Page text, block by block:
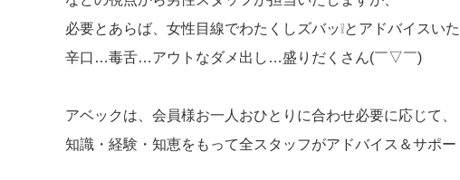
必要とあらば、女性目線でわたくしズバッ❕とアドバイスいた
辛口…毒舌…アウトなダメ出し…盛りだくさん(￣▽￣)
アベックは、会員様お一人おひとりに合わせ必要に応じて、
知識・経験・知恵をもって全スタッフがアドバイス＆サポ